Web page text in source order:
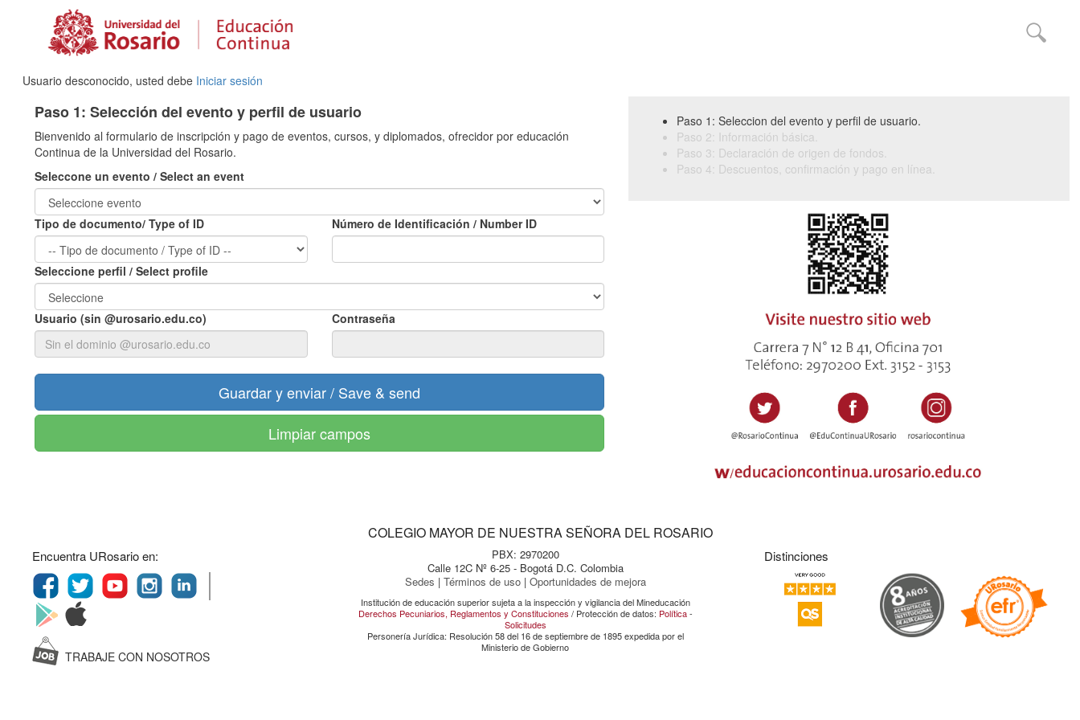
Usuario desconocido, usted debe Iniciar sesión
Paso 1: Selección del evento y perfil de usuario
Bienvenido al formulario de inscripción y pago de eventos, cursos, y diplomados, ofrecidor por educación
Continua de la Universidad del Rosario.
Seleccone un evento / Select an event
Tipo de documento/ Type of ID Número de Identificación / Number ID
Seleccione perfil / Select profile
Usuario (sin @urosario.edu.co) Contraseña
Limpiar campos
Paso 1: Seleccion del evento y perfil de usuario.
Paso 2: Información básica.
Paso 3: Declaración de origen de fondos.
Paso 4: Descuentos, confirmación y pago en línea.
COLEGIO MAYOR DE NUESTRA SEÑORA DEL ROSARIO
Encuentra URosario en:
TRABAJE CON NOSOTROS
PBX: 2970200
Calle 12C Nº 6-25 - Bogotá D.C. Colombia
Sedes | Términos de uso | Oportunidades de mejora
Institución de educación superior sujeta a la inspección y vigilancia del Mineducación
Derechos Pecuniarios, Reglamentos y Constituciones / Protección de datos: Política-
Solicitudes
Personería Jurídica: Resolución 58 del 16 de septiembre de 1895 expedida por el
Ministerio de Gobierno
Distinciones